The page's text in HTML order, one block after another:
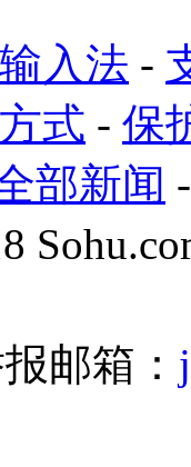
入法 -
式 - 保
部新闻
邮箱：